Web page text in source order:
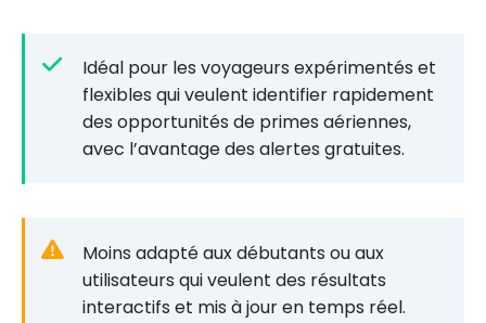
Idéal pour les voyageurs expérimentés et
flexibles qui veulent identifier rapidement
des opportunités de primes aériennes,
avec l’avantage des alertes gratuites.
Moins adapté aux débutants ou aux
utilisateurs qui veulent des résultats
interactifs et mis à jour en temps réel.